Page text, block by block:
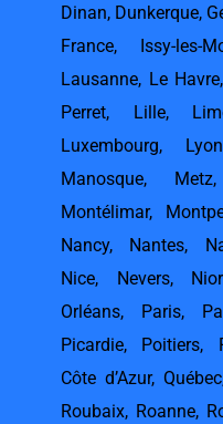
Dinan, Dunkerque,
France, Issy-les-
Lausanne, Le Havre,
Perret, Lille,
Luxembourg, Lyon
Manosque, Metz
Montélimar,
Nancy, Nantes,
Nice, Nevers,
Orléans, Paris,
Picardie, Poitiers,
Côte d’Azur,Québec
Roubaix, Roanne,